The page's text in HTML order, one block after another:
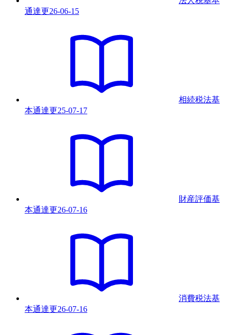
通達更26-06-15
相続税法基
本通達更25-07-17
財産評価基
本通達更26-07-16
消費税法基
本通達更26-07-16